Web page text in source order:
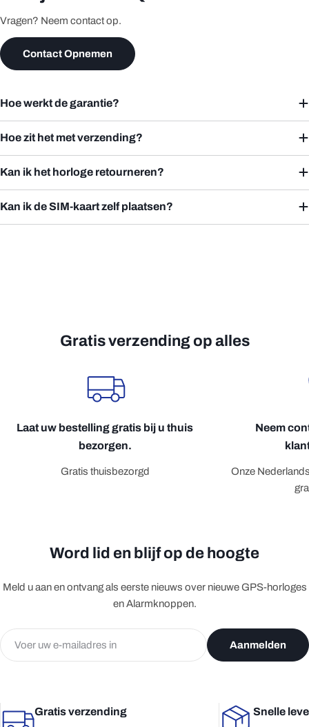
Vragen? Neem contact op.
Contact Opnemen
Hoe werkt de garantie?
Hoe zit het met verzending?
Kan ik het horloge retourneren?
Kan ik de SIM-kaart zelf plaatsen?
Gratis verzending op alles
Laat uw bestelling gratis bij u thuis
bezorgen.
Gratis thuisbezorgd
Neem
Onze
Word lid en blijf op de hoogte
Meld u aan en ontvang als eerste nieuws over nieuwe GPS-horloges
en Alarmknoppen.
E-
mail
Aanmelden
Gratis verzending Snelle